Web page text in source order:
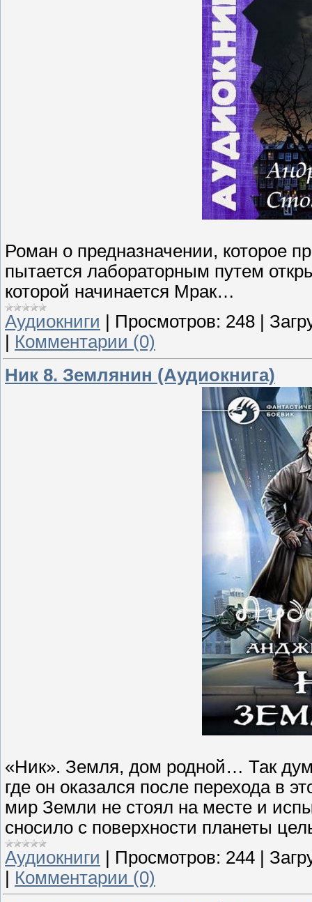
Роман о предназначении, которое
пытается лабораторным путем
которой начинается Мрак…
Аудиокниги
Просмотров: 248
Комментарии (0)
Ник 8. Землянин (Аудиокнига)
«Ник». Земля, дом родной… Так
где он оказался после перехода в
мир Земли не стоял на месте и
сносило с поверхности планеты
Аудиокниги
Просмотров: 244
Комментарии (0)